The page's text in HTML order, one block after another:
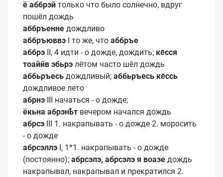
ё аббрэй только что было солнечно, вдруг
пошёл дождь
аббръенне дождливо
аббръюввэ I то же, что аббръе
аббрэ II, 4 идти - о дожде, дождить; ке̄сся
тоаййв эбьрэ лётом часто шёл дождь
аббьръесь дождливый; аббьръесь ке̄ссь
дождливое лето
абрнэ III начаться - о дожде;
ёкьна абрэнҍт вечером начался дождь
абрсэ III 1. накрапывать - о дожде 2. моросить
- о дожде
абрсэллэ I, 1*1. накрапывать - о дожде
(постоянно); абрсэлэ, абрсэлэ я воазе дождь
накрапывал, накрапывал и прекратился 2.